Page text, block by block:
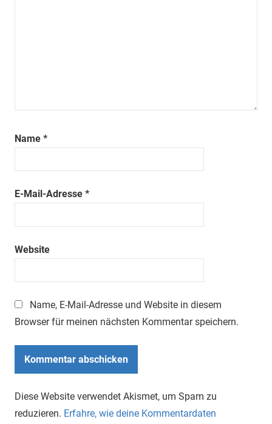
Name *
E-Mail-Adresse *
Website
Name, E-Mail-Adresse und Website in diesem
Browser für meinen nächsten Kommentar speichern.
Diese Website verwendet Akismet, um Spam zu
reduzieren. Erfahre, wie deine Kommentardaten